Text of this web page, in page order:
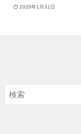
2026年1月31日